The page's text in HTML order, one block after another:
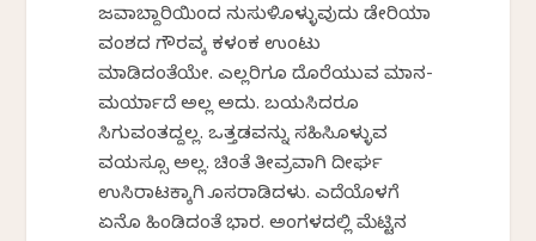
ಜವಾಬ್ದಾರಿಯಿಂದ ನುಸುಳಿಕೊಳ್ಳುವುದು ಡೇರಿಯಾ
ವಂಶದ ಗೌರವಕ್ಕೆ ಕಳಂಕ ಉಂಟು
ಮಾಡಿದಂತೆಯೇ. ಎಲ್ಲರಿಗೂ ದೊರೆಯುವ ಮಾನ-
ಮರ್ಯಾದೆ ಅಲ್ಲ ಅದು. ಬಯಸಿದರೂ
ಸಿಗುವಂತದ್ದಲ್ಲ. ಒತ್ತಡವನ್ನು ಸಹಿಸಿಕೊಳ್ಳುವ
ವಯಸ್ಸೂ ಅಲ್ಲ. ಚಿಂತೆ ತೀವ್ರವಾಗಿ ದೀರ್ಘ
ಉಸಿರಾಟಕ್ಕಾಗಿ ಕೊಸರಾಡಿದಳು. ಎದೆಯೊಳಗೆ
ಏನೊ ಹಿಂಡಿದಂತೆ ಭಾರ. ಅಂಗಳದಲ್ಲಿ ಮೆಟ್ಟಿನ